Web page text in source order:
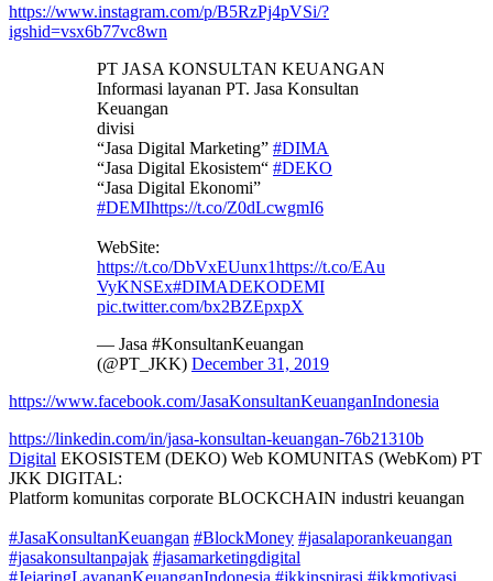
https://www.instagram.com/p/B5RzPj4pVSi/?
igshid=vsx6b77vc8wn
PT JASA KONSULTAN KEUANGAN
Informasi layanan PT. Jasa Konsultan
Keuangan
divisi
“Jasa Digital Marketing” #DIMA
“Jasa Digital Ekosistem“ #DEKO
“Jasa Digital Ekonomi”
#DEMIhttps://t.co/Z0dLcwgmI6
WebSite:
https://t.co/DbVxEUunx1https://t.co/EAu
VyKNSEx#DIMADEKODEMI
pic.twitter.com/bx2BZEpxpX
— Jasa #KonsultanKeuangan
(@PT_JKK) December 31, 2019
https://www.facebook.com/JasaKonsultanKeuanganIndonesia
https://linkedin.com/in/jasa-konsultan-keuangan-76b21310b
Digital EKOSISTEM (DEKO) Web KOMUNITAS (WebKom) PT
JKK DIGITAL:
Platform komunitas corporate BLOCKCHAIN industri keuangan
#JasaKonsultanKeuangan #BlockMoney #jasalaporankeuangan
#jasakonsultanpajak #jasamarketingdigital
#JejaringLayananKeuanganIndonesia #jkkinspirasi #jkkmotivasi